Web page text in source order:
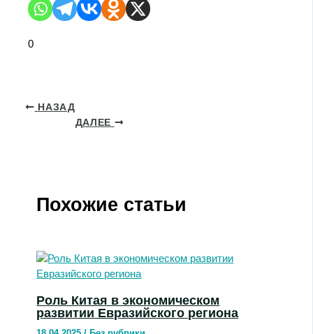
0
НАЗАД
ДАЛЕЕ
Похожие статьи
Роль Китая в экономическом
развитии Евразийского региона